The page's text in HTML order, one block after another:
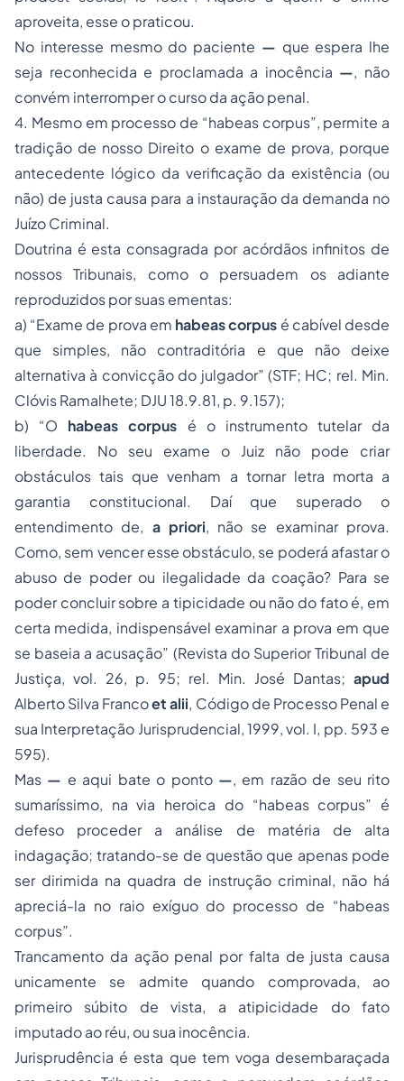
aproveita, esse o praticou.
No interesse mesmo do paciente — que espera lhe
seja reconhecida e proclamada a inocência —, não
convém interromper o curso da ação penal.
4. Mesmo em processo de “habeas corpus”, permite a
tradição de nosso Direito o exame de prova, porque
antecedente lógico da verificação da existência (ou
não) de justa causa para a instauração da demanda no
Juízo Criminal.
Doutrina é esta consagrada por acórdãos infinitos de
nossos Tribunais, como o persuadem os adiante
reproduzidos por suas ementas:
a) “Exame de prova em habeas corpus é cabível desde
que simples, não contraditória e que não deixe
alternativa à convicção do julgador” (STF; HC; rel. Min.
Clóvis Ramalhete; DJU18.9.81, p. 9.157);
b) “O habeas corpus é o instrumento tutelar da
liberdade. No seu exame o Juiz não pode criar
obstáculos tais que venham a tornar letra morta a
garantia constitucional. Daí que superado o
entendimento de, a priori, não se examinar prova.
Como, sem vencer esse obstáculo, se poderá afastar o
abuso de poder ou ilegalidade da coação? Para se
poder concluir sobre a tipicidade ou não do fato é, em
certa medida, indispensável examinar a prova em que
se baseia a acusação” (Revista do Superior Tribunal de
Justiça, vol. 26, p. 95; rel. Min. José Dantas; apud
Alberto Silva Francoet alii, Código de Processo Penal e
sua Interpretação Jurisprudencial, 1999, vol. I, pp. 593 e
595).
Mas — e aqui bate o ponto —, em razão de seu rito
sumaríssimo, na via heroica do “habeas corpus” é
defeso proceder a análise de matéria de alta
indagação; tratando-se de questão que apenas pode
ser dirimida na quadra de instrução criminal, não há
apreciá-la no raio exíguo do processo de “habeas
corpus”.
Trancamento da ação penal por falta de justa causa
unicamente se admite quando comprovada, ao
primeiro súbito de vista, a atipicidade do fato
imputado ao réu, ou sua inocência.
Jurisprudência é esta que tem voga desembaraçada